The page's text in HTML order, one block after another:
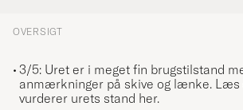
OVERSIGT
3/5: Uret er i meget fin brugstilstand
anmærkninger på skive og lænke. Læs
vurderer urets stand her.